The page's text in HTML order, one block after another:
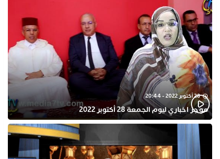
28 أكتوبر 2022 - 20:44
موجز اخباري ليوم الجمعة 28 أكتوبر 2022